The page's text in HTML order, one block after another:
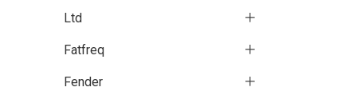
Ltd
Fatfreq
Fender